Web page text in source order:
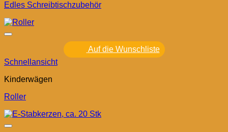
Edles Schreibtischzubehör
Auf die Wunschliste
Schnellansicht
Kinderwägen
Roller